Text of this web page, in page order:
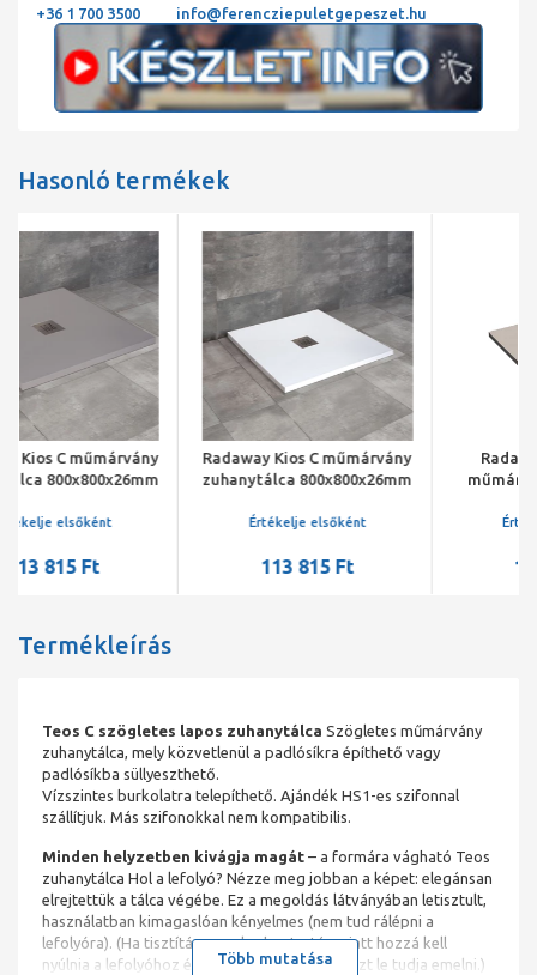
+36 1 700 3500 info@ferencziepuletgepeszet.hu
Hasonló termékek
Radaway Kios C műmárvány
zuhanytálca 800x800x26mm
Értékelje elsőként
113 815 Ft
Radaway Kios C 80x80
műmárvány zuhanytálca
Értékelje elsőként
113 815 Ft
Termékleírás
Teos C szögletes lapos zuhanytálca Szögletes műmárvány
zuhanytálca, mely közvetlenül a padlósíkra építhető vagy
padlósíkba süllyeszthető.
Vízszintes burkolatra telepíthető. Ajándék HS1-es szifonnal
szállítjuk. Más szifonokkal nem kompatibilis.
Minden helyzetben kivágja magát – a formára vágható Teos
zuhanytálca Hol a lefolyó? Nézze meg jobban a képet: elegánsan
elrejtettük a tálca végébe. Ez a megoldás látványában letisztult,
használatban kimagaslóan kényelmes (nem tud rálépni a
lefolyóra). (Ha tisztítás vagy karbantartás miatt hozzá kell
nyúlnia a lefolyóhoz és a szifonhoz, a fedőrészt le tudja emelni.)
Több mutatása